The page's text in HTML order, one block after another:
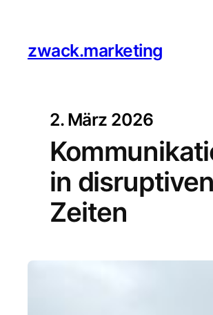
zwack.marketing
2. März 2026
in disruptiven
Zeiten